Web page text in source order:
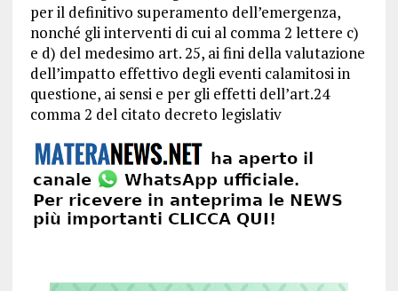
per il definitivo superamento dell’emergenza,
nonché gli interventi di cui al comma 2 lettere c)
e d) del medesimo art. 25, ai fini della valutazione
dell’impatto effettivo degli eventi calamitosi in
questione, ai sensi e per gli effetti dell’art.24
comma 2 del citato decreto legislativ